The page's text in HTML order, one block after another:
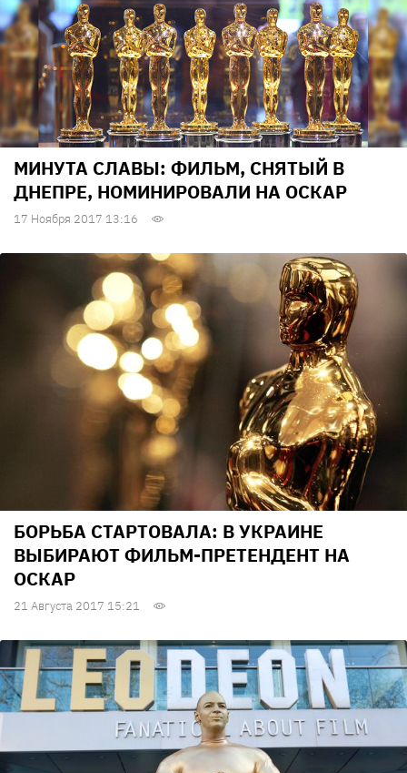
МИНУТА СЛАВЫ: ФИЛЬМ, СНЯТЫЙ В
ДНЕПРЕ, НОМИНИРОВАЛИ НА ОСКАР
17 Ноября 2017 13:16
БОРЬБА СТАРТОВАЛА: В УКРАИНЕ
ВЫБИРАЮТ ФИЛЬМ-ПРЕТЕНДЕНТ НА
ОСКАР
21 Августа 2017 15:21